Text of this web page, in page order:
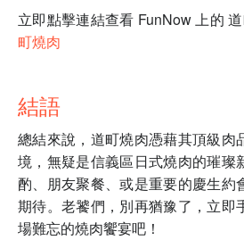
立即點擊連結查看 FunNow 上的
町燒肉
結語
總結來說，道町燒肉憑藉其頂級肉
境，無疑是信義區日式燒肉的璀璨
酌、朋友聚餐、或是重要的慶生約
期待。老饕們，別再猶豫了，立即
場難忘的燒肉饗宴吧！